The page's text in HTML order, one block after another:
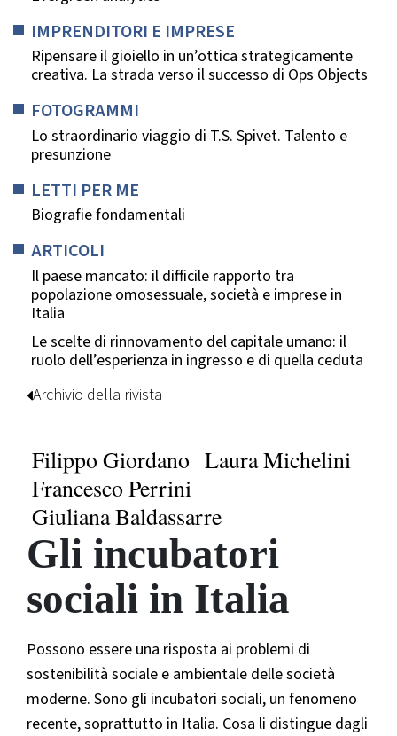
IMPRENDITORI E IMPRESE
Ripensare il gioiello in un’ottica strategicamente
creativa. La strada verso il successo di Ops Objects
FOTOGRAMMI
Lo straordinario viaggio di T.S. Spivet. Talento e
presunzione
LETTI PER ME
Biografie fondamentali
ARTICOLI
Il paese mancato: il difficile rapporto tra
popolazione omosessuale, società e imprese in
Italia
Le scelte di rinnovamento del capitale umano: il
ruolo dell’esperienza in ingresso e di quella ceduta
Archivio della rivista
Filippo Giordano Laura Michelini
Francesco Perrini
Giuliana Baldassarre
Gli incubatori
sociali in Italia
Possono essere una risposta ai problemi di
sostenibilità sociale e ambientale delle società
moderne. Sono gli incubatori sociali, un fenomeno
recente, soprattutto in Italia. Cosa li distingue dagli